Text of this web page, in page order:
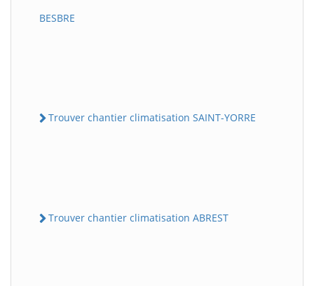
BESBRE
Trouver chantier climatisation SAINT-YORRE
Trouver chantier climatisation ABREST